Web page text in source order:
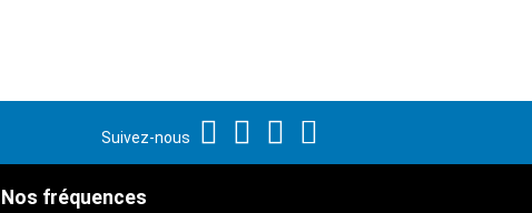
Suivez-nous
Nos fréquences